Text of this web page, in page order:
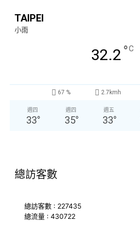
TAIPEI
小雨
32.2 °C
67 % 2.7kmh
週四
33°
週四
35°
週五
33°
總訪客數
總訪客數 : 227435
總流量 : 430722